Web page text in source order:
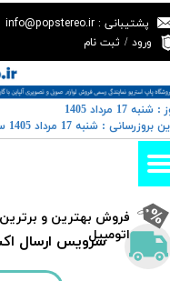
سرویس ارسال
پشتیبانی : info@popstereo.ir
ورود / ثبت نام
حساب کاربری من
تغییر گذر واژه
سفارشات
خروج از حساب کاربری
​فروش بهترین و
اتومبیل​​​​​​​
17 مرداد 1405
: شنبه 17 مرداد 1405 ساعت 8:30 صبح